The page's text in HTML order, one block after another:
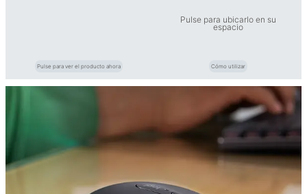
Pulse para ver el producto ahora
Pulse para ubicarlo en su
espacio
Cómo utilizar